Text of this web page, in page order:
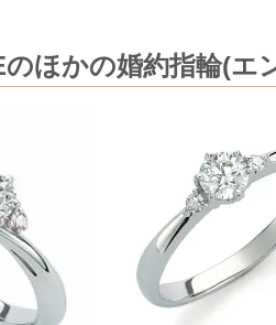
ほかの婚約指輪(エ